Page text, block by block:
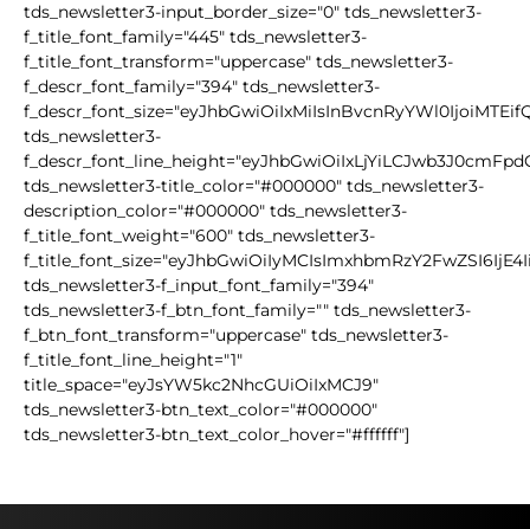
tds_newsletter3-input_border_size="0" tds_newsletter3-
f_title_font_family="445" tds_newsletter3-
f_title_font_transform="uppercase" tds_newsletter3-
f_descr_font_family="394" tds_newsletter3-
tds_newsletter3-
tds_newsletter3-title_color="#000000" tds_newsletter3-
description_color="#000000" tds_newsletter3-
f_title_font_weight="600" tds_newsletter3-
tds_newsletter3-f_input_font_family="394"
tds_newsletter3-f_btn_font_family="" tds_newsletter3-
f_btn_font_transform="uppercase" tds_newsletter3-
f_title_font_line_height="1"
title_space="eyJsYW5kc2NhcGUiOiIxMCJ9"
tds_newsletter3-btn_text_color="#000000"
tds_newsletter3-btn_text_color_hover="#ffffff"]